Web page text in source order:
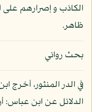
الكاذب و إصرارهم على
ظاهر.
بحث روائي
في الدر المنثور، أخرج
الدلائل عن ابن